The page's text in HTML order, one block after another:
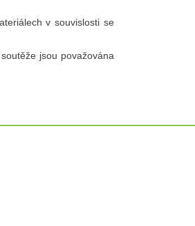
v souvislosti se
jsou považována